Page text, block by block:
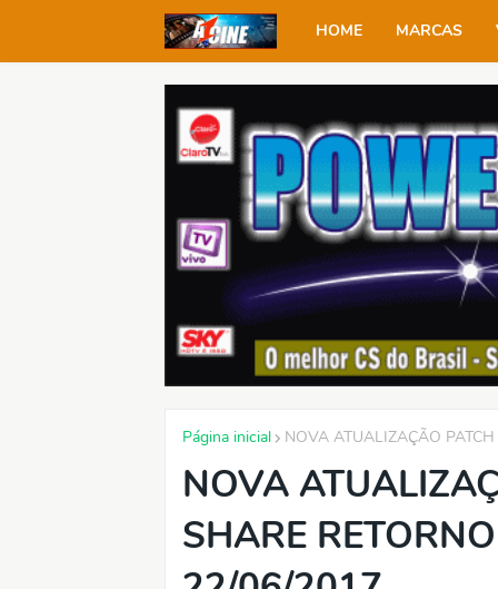
HOME MARCAS
Página inicial NOVA ATUALIZAÇÃO
NOVA
SHARE